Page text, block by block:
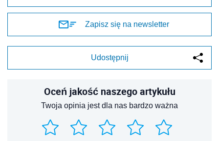
Zapisz się na newsletter
Udostępnij
Oceń jakość naszego artykułu
Twoja opinia jest dla nas bardzo ważna